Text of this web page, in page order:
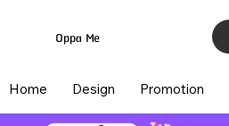
Oppa Me
Home Design Promotion